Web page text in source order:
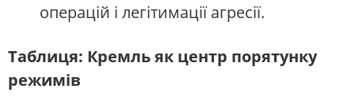
операцій і легітимації агресії.
Таблиця: Кремль як центр порятунку
режимів